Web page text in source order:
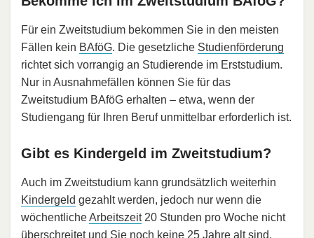
Für ein Zweitstudium bekommen Sie in den meisten
Fällen kein BAföG. Die gesetzliche Studienförderung
richtet sich vorrangig an Studierende im Erststudium.
Nur in Ausnahmefällen können Sie für das
Zweitstudium BAföG erhalten – etwa, wenn der
Studiengang für Ihren Beruf unmittelbar erforderlich ist.
Gibt es Kindergeld im Zweitstudium?
Auch im Zweitstudium kann grundsätzlich weiterhin
Kindergeld gezahlt werden, jedoch nur wenn die
wöchentlicheArbeitszeit20 Stunden pro Woche nicht
überschreitet und Sie noch keine 25 Jahre alt sind.